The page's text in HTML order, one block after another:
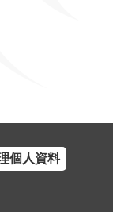
個人資料